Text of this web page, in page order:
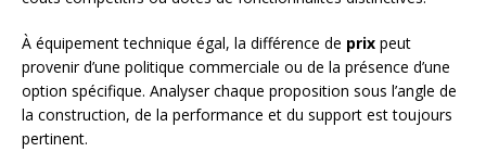
À équipement technique égal, la différence de prix peut
provenir d’une politique commerciale ou de la présence d’une
option spécifique. Analyser chaque proposition sous l’angle de
la construction, de la performance et du support est toujours
pertinent.